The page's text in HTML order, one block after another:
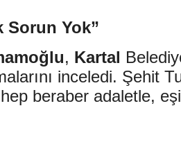
Sorun Yok”
, Kartal
inceledi. Şehit
beraber adaletle,